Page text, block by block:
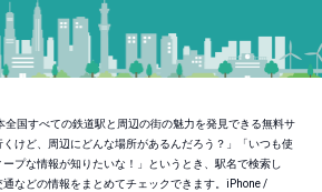
全国すべての鉄道駅と周辺の街の魅力を発見できる無料サ
けど、周辺にどんな場所があるんだろう？」「いつも使
プな情報が知りたいな！」というとき、駅名で検索し
などの情報をまとめてチェックできます。iPhone /